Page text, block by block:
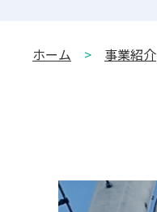
ホーム > 事業紹介